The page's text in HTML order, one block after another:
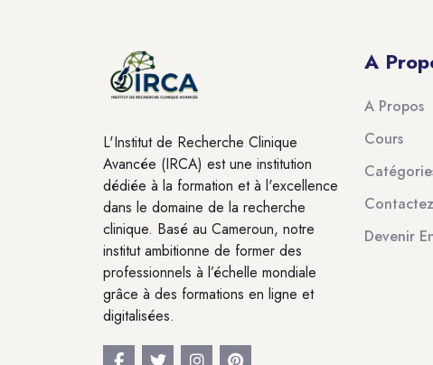
L'Institut de Recherche Clinique
Avancée (IRCA) est une institution
dédiée à la formation et à l'excellence
dans le domaine de la recherche
clinique. Basé au Cameroun, notre
institut ambitionne de former des
professionnels à l’échelle mondiale
grâce à des formations en ligne et
digitalisées.
A
A Propos
Cours
Devenir